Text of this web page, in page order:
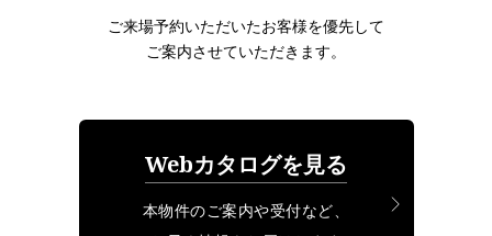
ご来場予約いただいたお客様を優先して
ご案内させていただきます。
Webカタログを見る
本物件のご案内や受付など、